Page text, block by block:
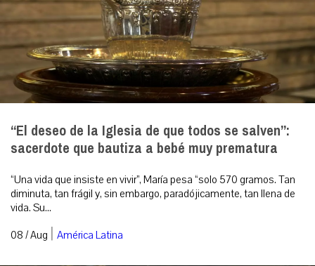
“El deseo de la Iglesia de que todos se salven”:
sacerdote que bautiza a bebé muy prematura
“Una vida que insiste en vivir”, María pesa “solo 570 gramos. Tan
diminuta, tan frágil y, sin embargo, paradójicamente, tan llena de
vida. Su...
08 / Aug | América Latina